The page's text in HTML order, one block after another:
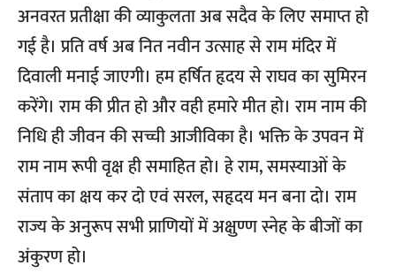
अनवरत प्रतीक्षा की व्याकुलता अब सदैव के लिए समाप्त हो
गई है। प्रति वर्ष अब नित नवीन उत्साह से राम मंदिर में
दिवाली मनाई जाएगी। हम हर्षित हृदय से राघव का सुमिरन
करेंगे। राम की प्रीत हो और वही हमारे मीत हो। राम नाम की
निधि ही जीवन की सच्ची आजीविका है। भक्ति के उपवन में
राम नाम रूपी वृक्ष ही समाहित हो। हे राम, समस्याओं के
संताप का क्षय कर दो एवं सरल, सहृदय मन बना दो। राम
राज्य के अनुरूप सभी प्राणियों में अक्षुण्ण स्नेह के बीजों का
अंकुरण हो।